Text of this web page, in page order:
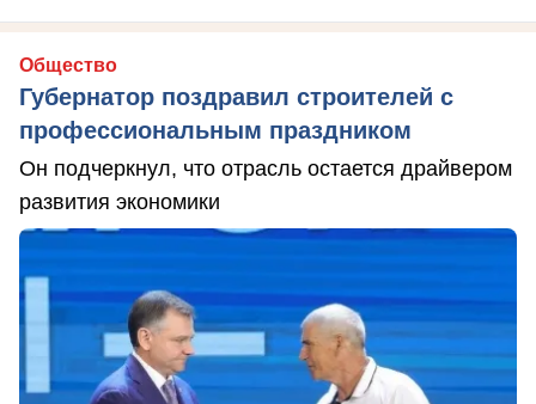
Общество
Губернатор поздравил строителей с
профессиональным праздником
Он подчеркнул, что отрасль остается драйвером
развития экономики